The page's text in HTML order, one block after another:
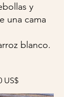
y
una cama
blanco.
US$